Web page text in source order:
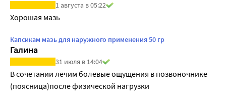
1 августа в 05:22
Хорошая мазь
Капсикам мазь для наружного применения 50 гр
Галина
31 июля в 14:04
В сочетании лечим болевые ощущения в позвоночнике
(поясница)после физической нагрузки